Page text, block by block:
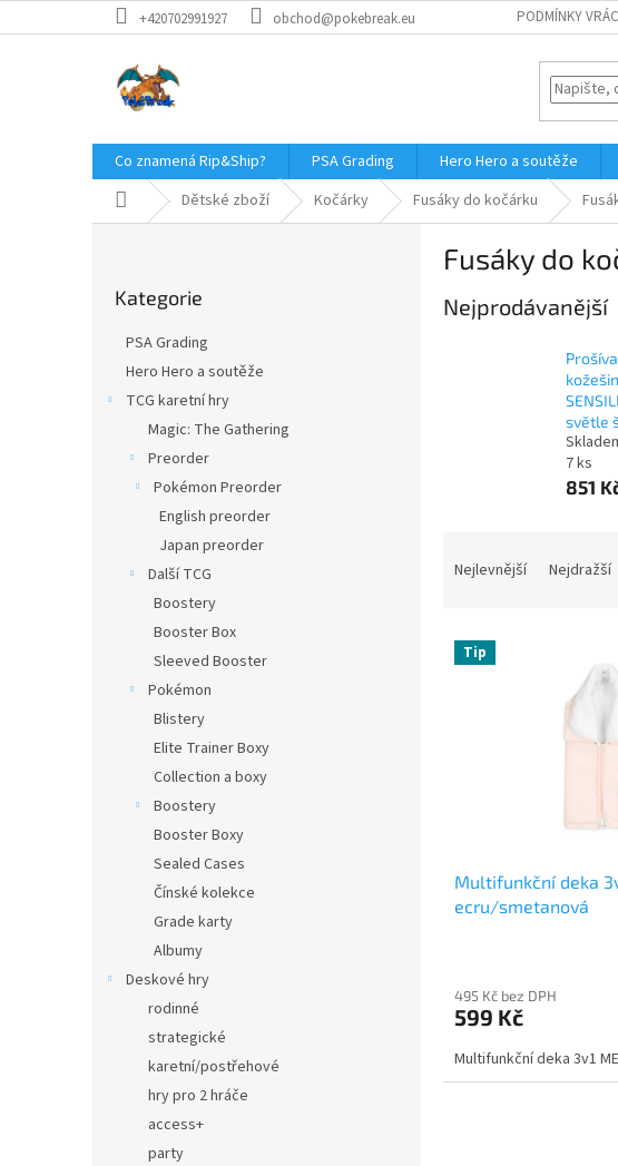
na
+420702991927 obchod@pokebreak.eu PODMÍNKY
Co znamená Rip&Ship? PSA Grading Hero Hero a soutěže
Domů Dětské zboží Kočárky Fusáky do kočárku
kategorie
Kategorie
PSA Grading
Hero Hero a soutěže
TCG karetní hry
Magic: The Gathering
Preorder
Pokémon Preorder
English preorder
Japan preorder
Další TCG
Boostery
Booster Box
Sleeved Booster
Pokémon
Blistery
Elite Trainer Boxy
Collection a boxy
Boostery
Booster Boxy
Sealed Cases
Čínské kolekce
Grade karty
Albumy
Deskové hry
rodinné
strategické
karetní/postřehové
hry pro 2 hráče
access+
party
Fusáky do
Nejprodávanější
světle
7 ks
851
n
Nejlevnější Nejdražší
V Tip
Multifunkční deka
ecru/smetanová
495 Kč bez DPH
599 Kč
Multifunkční deka 3v1